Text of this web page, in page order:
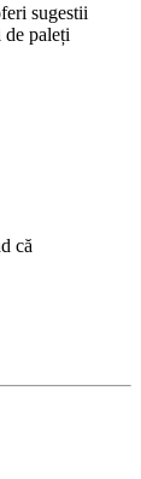
sugestii
paleți
că